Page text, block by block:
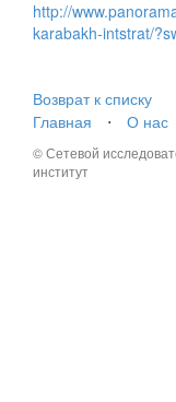
http://
karabakh-intstrat/
Возврат к списку
Главная
⋅ О нас
© Сетевой
институт